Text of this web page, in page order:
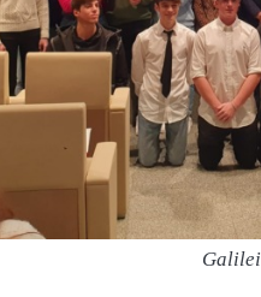
Galilei